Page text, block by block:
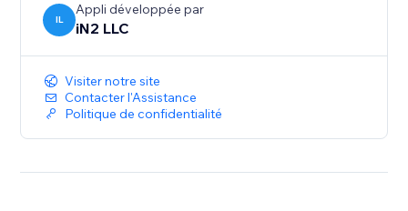
IL
Appli développée par
iN2 LLC
Visiter notre site
Contacter l'Assistance
Politique de confidentialité